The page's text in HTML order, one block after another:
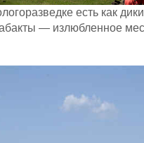
есть как
— излюбленное